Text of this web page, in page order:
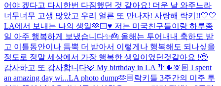
어야 겠다고 다시한번 다짐했던 것 같아요! 더운 날 와주느라
너무너무 고생 많았고 우리 얼른 또 만나자! 사랑해 락키!!🤍🤍
LA에서 보내는 나의 생일🫶🏻♥️ 저는 미국친구들이랑 하루종
일 아주 행복하게 보냈습니다✨🎂 올해는 투어내내 축하도 받
고 이틀동안이나 듬뿍 더 받아서 이렇게나 행복해도 되나싶을
정도로 정말 세상에서 가장 행복한 생일이였던것같아요 !🥹
감사하고 또 감사합니다🩷 My birthday in LA 🌴🌵🫶🏻 I spent
an amazing day wi...LA photo dump🫶🏼락키들 3주간의 미주 투